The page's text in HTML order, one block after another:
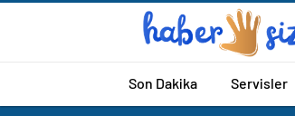
Son Dakika Servisler